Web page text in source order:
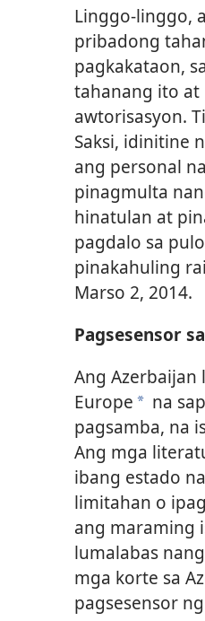
Linggo-linggo,
pribadong
pagkakataon,
tahanang ito
awtorisasyon.
Saksi, idinitine
ang personal
pinagmulta
hinatulan at
pagdalo sa
pinakahuling
Marso 2, 2014.
Pagsesensor
Ang
Europe * na
pagsamba, na
Ang mga
ibang estado
limitahan o
ang maraming
lumalabas
mga korte sa
pagsesensor ng